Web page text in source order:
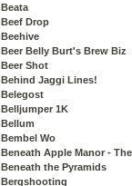
Beata
Beef Drop
Beehive
Beer Belly Burt's Brew Biz
Beer Shot
Behind Jaggi Lines!
Belegost
Belljumper 1K
Bellum
Bembel Wo
Beneath Apple Manor -
Beneath the Pyramids
Bergshooting